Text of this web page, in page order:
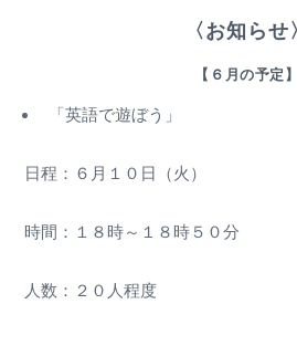
〈お知らせ〉
【６月の予定】
「英語で遊ぼう」
日程：６月１０日（火）
時間：１８時～１８時５０分
人数：２０人程度